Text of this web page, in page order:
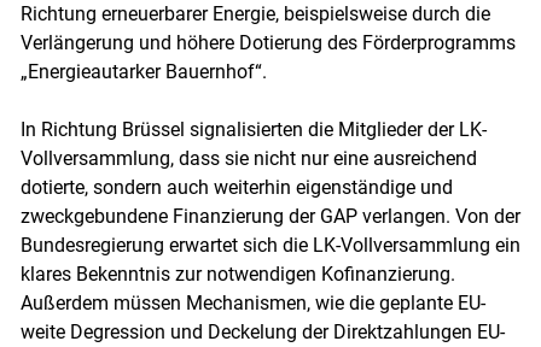
Richtung erneuerbarer Energie, beispielsweise durch die
Verlängerung und höhere Dotierung des Förderprogramms
„Energieautarker Bauernhof“.
In Richtung Brüssel signalisierten die Mitglieder der LK-
Vollversammlung, dass sie nicht nur eine ausreichend
dotierte, sondern auch weiterhin eigenständige und
zweckgebundene Finanzierung der GAP verlangen. Von der
Bundesregierung erwartet sich die LK-Vollversammlung ein
klares Bekenntnis zur notwendigen Kofinanzierung.
Außerdem müssen Mechanismen, wie die geplante EU-
weite Degression und Deckelung der Direktzahlungen EU-